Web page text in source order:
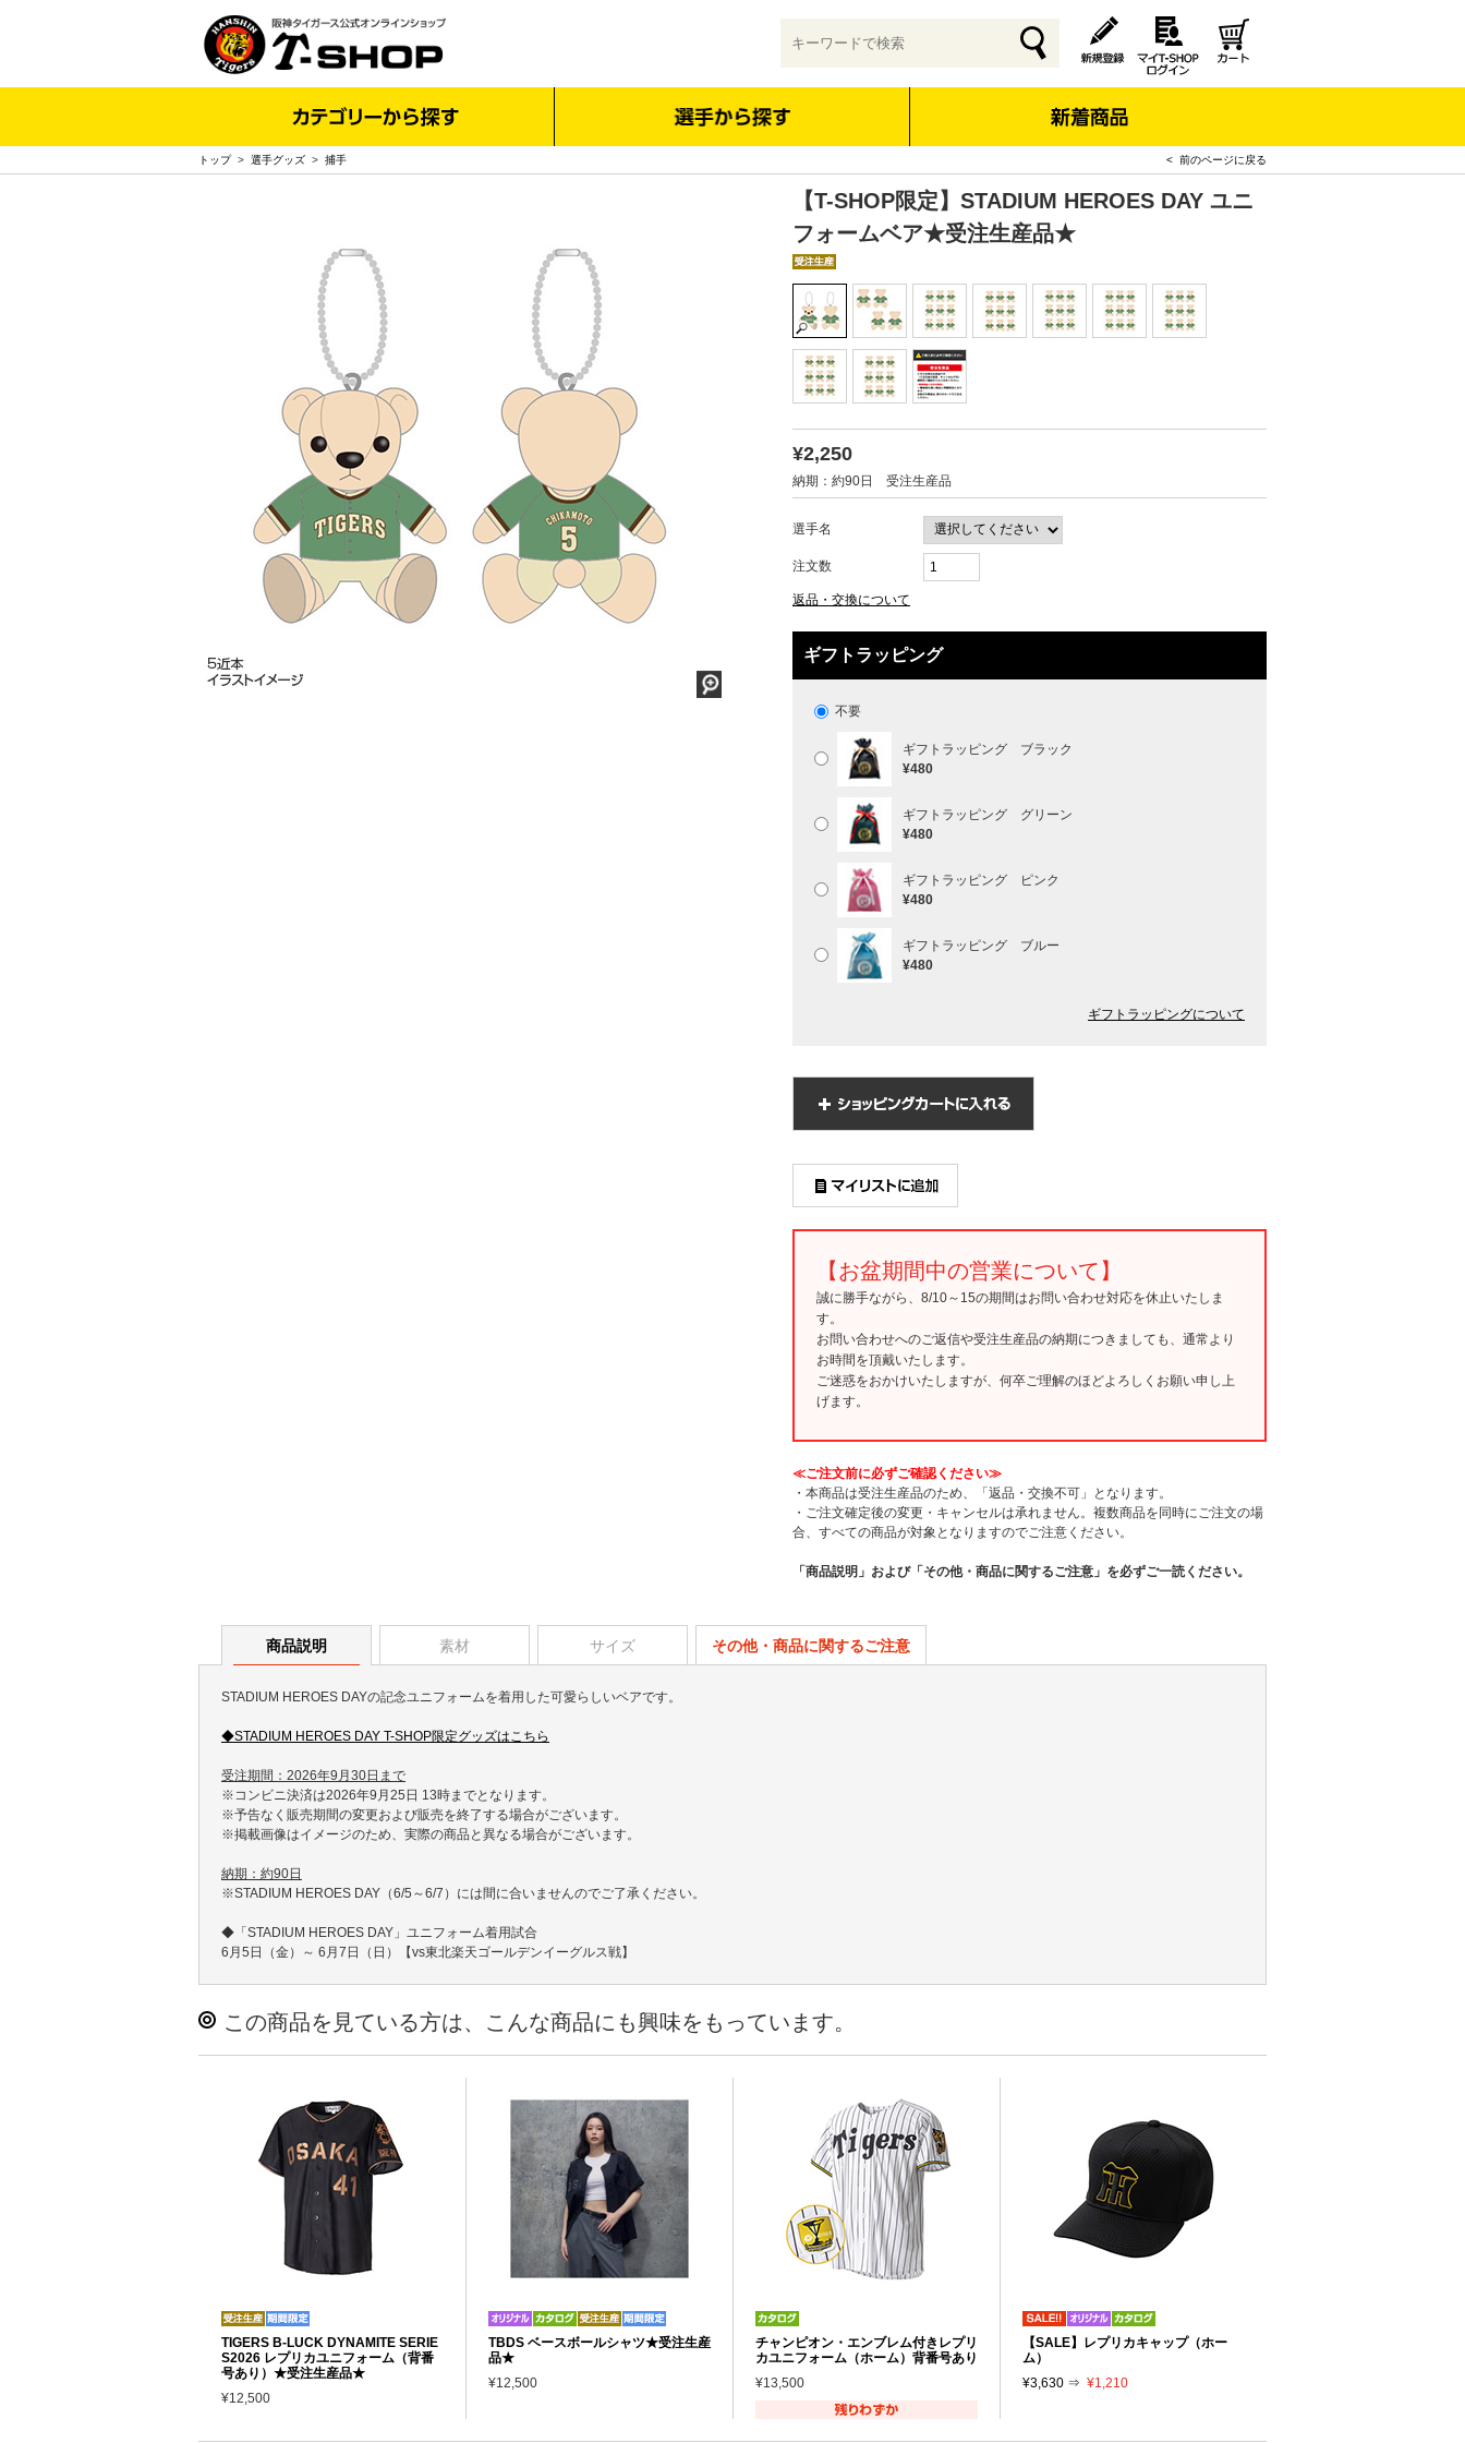
トップ> 選手グッズ > 捕手 < 前のページに戻る
【T-SHOP限定】STADIUM HEROES DAY ユニ
フォームベア★受注生産品★
¥2,250
納期：約90日 受注生産品
選手名
注文数
返品・交換について
ギフトラッピング
不要
ギフトラッピング ブラック
¥480
ギフトラッピング グリーン
¥480
ギフトラッピング ピンク
¥480
ギフトラッピング ブルー
¥480
ギフトラッピングについて
【お盆期間中の営業について】
誠に勝手ながら、8/10～15の期間はお問い合わせ対応を休止いたしま
す。
お問い合わせへのご返信や受注生産品の納期につきましても、通常より
お時間を頂戴いたします。
ご迷惑をおかけいたしますが、何卒ご理解のほどよろしくお願い申し上
げます。
≪ご注文前に必ずご確認ください≫
・本商品は受注生産品のため、「返品・交換不可」となります。
・ご注文確定後の変更・キャンセルは承れません。複数商品を同時にご注文の場
合、すべての商品が対象となりますのでご注意ください。
「商品説明」および「その他・商品に関するご注意」を必ずご一読ください。
商品説明 素材 サイズ その他・商品に関するご注意
STADIUM HEROES DAYの記念ユニフォームを着用した可愛らしいベアです。
◆STADIUM HEROES DAY T-SHOP限定グッズはこちら
受注期間：2026年9月30日まで
※コンビニ決済は2026年9月25日 13時までとなります。
※予告なく販売期間の変更および販売を終了する場合がございます。
※掲載画像はイメージのため、実際の商品と異なる場合がございます。
納期：約90日
※STADIUM HEROES DAY（6/5～6/7）には間に合いませんのでご了承ください。
◆「STADIUM HEROES DAY」ユニフォーム着用試合
6月5日（金）～ 6月7日（日）【vs東北楽天ゴールデンイーグルス戦】
この商品を見ている方は、こんな商品にも興味をもっています。
TIGERS B-LUCK DYNAMITE SERIE
S2026 レプリカユニフォーム（背番
号あり）★受注生産品★
¥12,500
TBDS ベースボールシャツ★受注生産
品★
¥12,500
チャンピオン・エンブレム付きレプリ
カユニフォーム（ホーム）背番号あり
¥13,500
【SALE】レプリカキャップ（ホー
ム）
¥3,630 ⇒ ¥1,210